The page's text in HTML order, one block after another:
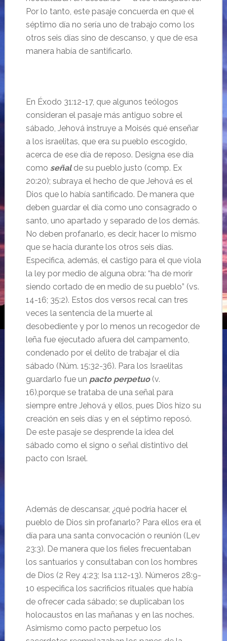
Por lo tanto, este pasaje concuerda en que el
séptimo día no sería uno de trabajo como los
otros seis días sino de descanso, y que de esa
manera había de santificarlo.
En Éxodo 31:12-17, que algunos teólogos
consideran el pasaje más antiguo sobre el
sábado, Jehová instruye a Moisés qué enseñar
a los israelitas, que era su pueblo escogido,
acerca de ese día de reposo. Designa ese día
como señalde su pueblo justo (comp. Ex
20:20); subraya el hecho de que Jehová es el
Dios que lo había santificado. De manera que
deben guardar el día como uno consagrado o
santo, uno apartado y separado de los demás.
No deben profanarlo, es decir, hacer lo mismo
que se hacía durante los otros seis días.
Especifica, además, el castigo para el que viola
la ley por medio de alguna obra: “ha de morir
siendo cortado de en medio de su pueblo” (vs.
14-16; 35:2). Estos dos versos recal can tres
veces la sentencia de la muerte al
desobediente y por lo menos un recogedor de
leña fue ejecutado afuera del campamento,
condenado por el delito de trabajar el día
sábado (Núm. 15:32-36). Para los Israelitas
guardarlo fue un pacto perpetuo (v.
16),porque se trataba de una señal para
siempre entre Jehová y ellos, pues Dios hizo su
creación en seis días y en el séptimo reposó.
De este pasaje se desprende la idea del
sábado como el signo o señal distintivo del
pacto con Israel.
Además de descansar, ¿qué podría hacer el
pueblo de Dios sin profanarlo? Para ellos era el
día para una santa convocación o reunión (Lev
23:3). De manera que los fieles frecuentaban
los santuarios y consultaban con los hombres
de Dios (2 Rey 4:23; Isa 1:12-13). Números 28:9-
10 especifica los sacrificios rituales que había
de ofrecer cada sábado; se duplicaban los
holocaustos en las mañanas y en las noches.
Asimismo como pacto perpetuo los